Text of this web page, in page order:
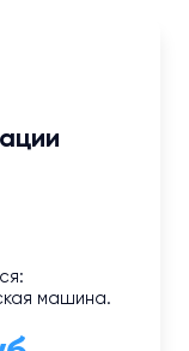
машина.